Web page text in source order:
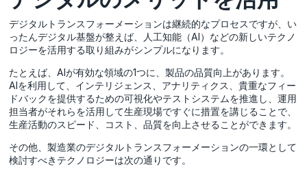
デジタルトランスフォーメーションは継続的なプロセスですが、い
ったんデジタル基盤が整えば、人工知能（AI）などの新しいテクノ
ロジーを活用する取り組みがシンプルになります。
たとえば、AIが有効な領域の1つに、製品の品質向上があります。
AIを利用して、インテリジェンス、アナリティクス、貴重なフィー
ドバックを提供するための可視化やテストシステムを推進し、運用
担当者がそれらを活用して生産現場ですぐに措置を講じることで、
生産活動のスピード、コスト、品質を向上させることができます。
その他、製造業のデジタルトランスフォーメーションの一環として
検討すべきテクノロジーは次の通りです。